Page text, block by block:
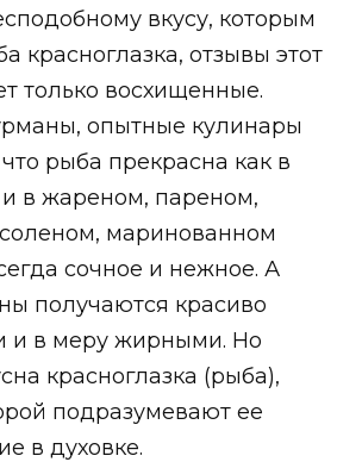
вкусу, которым
красноглазка, отзывы этот
только восхищенные.
опытные кулинары
рыба прекрасна как в
и в жареном, пареном,
маринованном
сочное и нежное. А
получаются красиво
и в меру жирными. Но
красноглазка (рыба),
подразумевают ее
в духовке.